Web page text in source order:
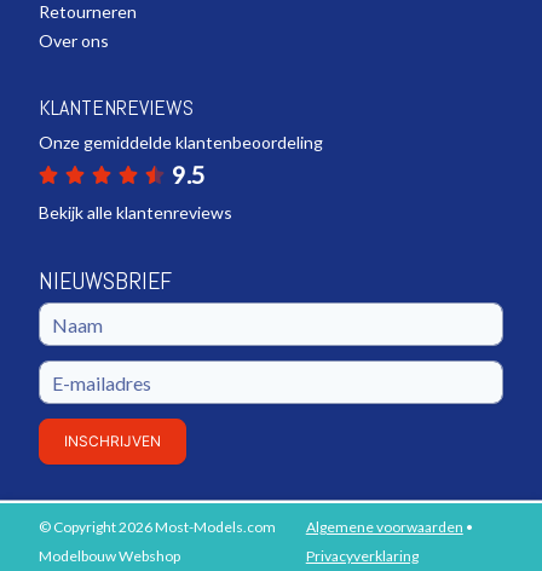
PLAATS IN WINKELWAGEN
Retourneren
Over ons
KLANTENREVIEWS
Onze gemiddelde klantenbeoordeling
9.5
Bekijk alle klantenreviews
NIEUWSBRIEF
INSCHRIJVEN
© Copyright 2026 Most-Models.com
Modelbouw Webshop
Algemene voorwaarden •
Privacyverklaring